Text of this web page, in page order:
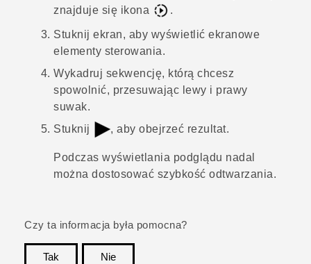
znajduje się ikona
.
Stuknij ekran, aby wyświetlić ekranowe
elementy sterowania.
Wykadruj sekwencję, którą chcesz
spowolnić, przesuwając lewy i prawy
suwak.
Stuknij
, aby obejrzeć rezultat.
Podczas wyświetlania podglądu nadal
można dostosować szybkość odtwarzania.
Czy ta informacja była pomocna?
Tak
Nie